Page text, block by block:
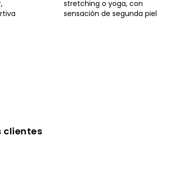
stretching o yoga, con
sensación de segunda piel
clientes